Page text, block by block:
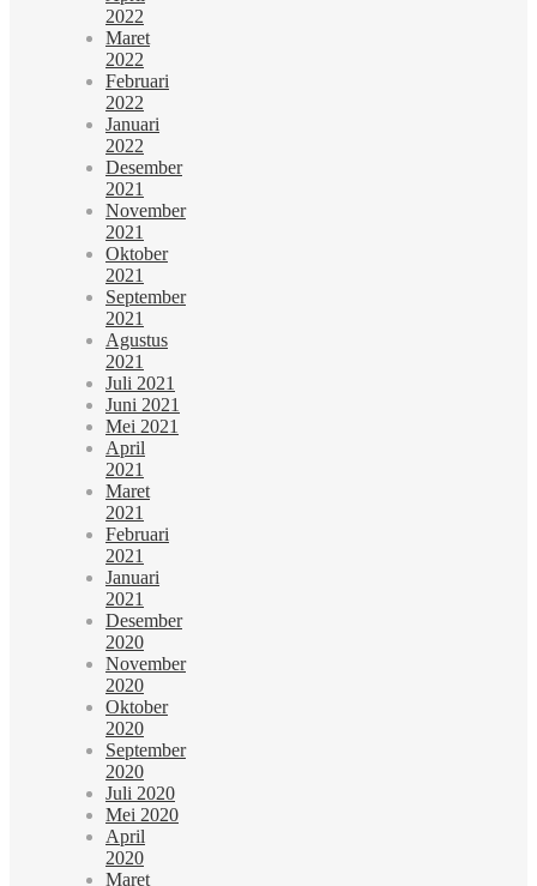
2022
Maret
2022
Februari
2022
Januari
2022
Desember
2021
November
2021
Oktober
2021
September
2021
Agustus
2021
Juli 2021
Juni 2021
Mei 2021
April
2021
Maret
2021
Februari
2021
Januari
2021
Desember
2020
November
2020
Oktober
2020
September
2020
Juli 2020
Mei 2020
April
2020
Maret